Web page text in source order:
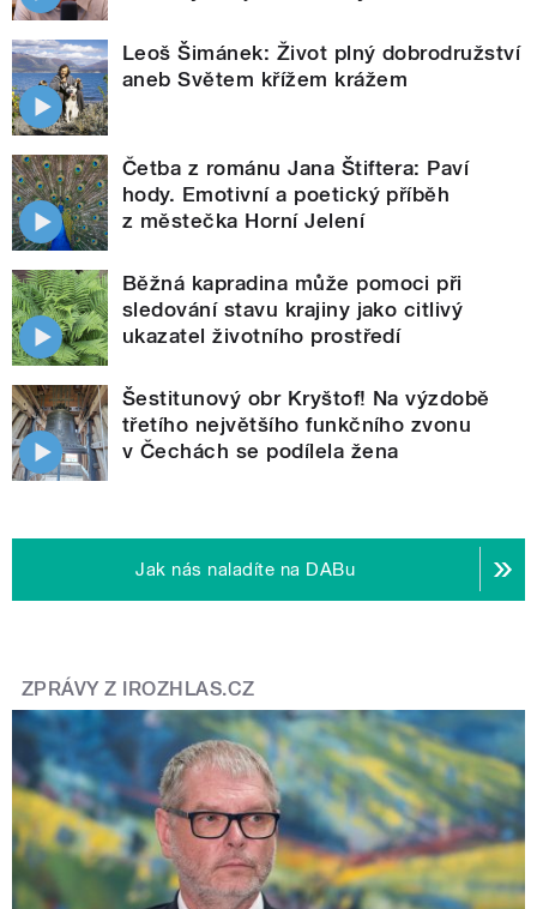
Leoš Šimánek: Život plný dobrodružství
aneb Světem křížem krážem
Četba z románu Jana Štiftera: Paví
hody. Emotivní a poetický příběh
z městečka Horní Jelení
Běžná kapradina může pomoci při
sledování stavu krajiny jako citlivý
ukazatel životního prostředí
Šestitunový obr Kryštof! Na výzdobě
třetího největšího funkčního zvonu
v Čechách se podílela žena
Jak nás naladíte na DABu
ZPRÁVY Z IROZHLAS.CZ